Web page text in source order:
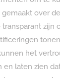
over
zijn
het
laten zien